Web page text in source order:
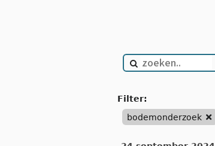
filter:
bodemonderzoek